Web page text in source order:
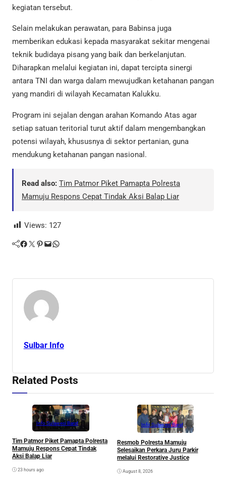
kegiatan tersebut.
Selain melakukan perawatan, para Babinsa juga
memberikan edukasi kepada masyarakat sekitar mengenai
teknik budidaya pisang yang baik dan berkelanjutan.
Diharapkan melalui kegiatan ini, dapat tercipta sinergi
antara TNI dan warga dalam mewujudkan ketahanan pangan
yang mandiri di wilayah Kecamatan Kalukku.
Program ini sejalan dengan arahan Komando Atas agar
setiap satuan teritorial turut aktif dalam mengembangkan
potensi wilayah, khususnya di sektor pertanian, guna
mendukung ketahanan pangan nasional.
Read also: Tim Patmor Piket Pamapta Polresta
Mamuju Respons Cepat Tindak Aksi Balap Liar
Views: 127
Facebook Twitter Pinterest Mail WhatsApp
Sulbar Info
Related Posts
Info Sulawesi Barat
Tim Patmor Piket Pamapta Polresta
Mamuju Respons Cepat Tindak
Aksi Balap Liar
23 hours ago
Info Sulawesi Barat
Resmob Polresta Mamuju
Selesaikan Perkara Juru Parkir
melalui Restorative Justice
August 8, 2026